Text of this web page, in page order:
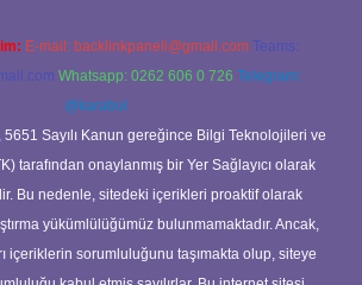
E-mail: backlinkpaneli@gmail.com Teams:
Whatsapp: 0262 606 0 726 Telegram:
@karabul
5651 Sayılı Kanun gereğince Bilgi Teknolojileri ve
tarafından onaylanmış bir Yer Sağlayıcı olarak
Bu nedenle, sitedeki içerikleri proaktif olarak
yükümlülüğümüz bulunmamaktadır. Ancak,
içeriklerin sorumluluğunu taşımakta olup, siteye